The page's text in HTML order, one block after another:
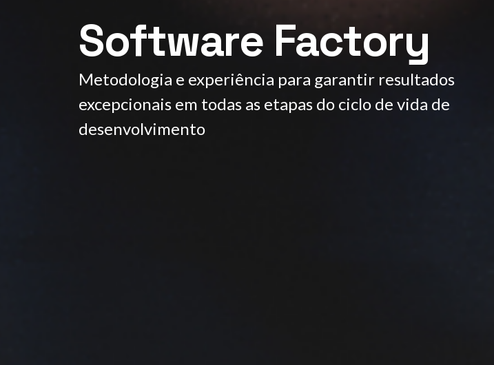
Software Factory
Metodologia e experiência para garantir resultados
excepcionais em todas as etapas do ciclo de vida de
desenvolvimento